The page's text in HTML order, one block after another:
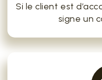
Si le client est
signe un